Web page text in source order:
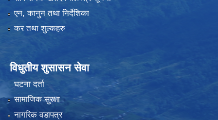
एन, कानुन तथा निर्देशिका
कर तथा शुल्कहरु
विधुतीय शुसासन सेवा
घटना दर्ता
सामाजिक सुरक्षा
नागरिक वडापत्र